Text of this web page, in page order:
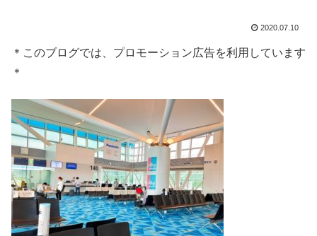
2020.07.10
＊このブログでは、プロモーション広告を利用しています
＊